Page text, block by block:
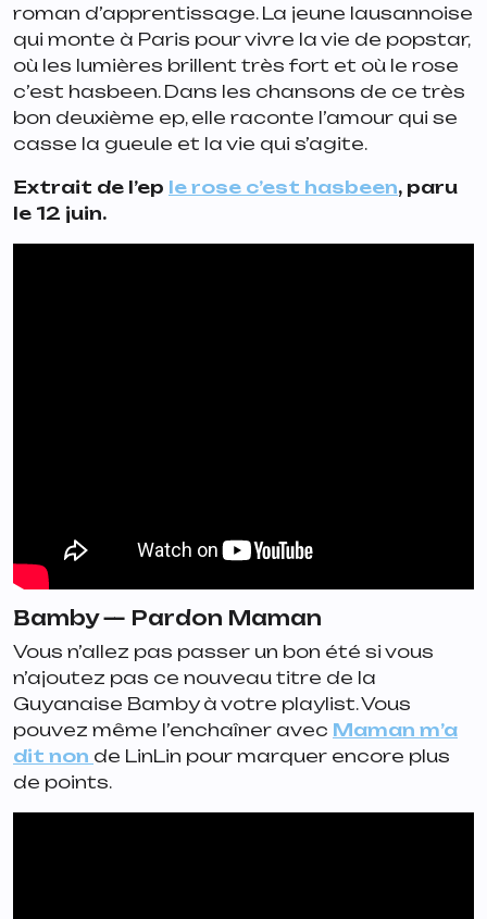
roman d’apprentissage. La jeune lausannoise
qui monte à Paris pour vivre la vie de popstar,
où les lumières brillent très fort et où le rose
c’est hasbeen. Dans les chansons de ce très
bon deuxième ep, elle raconte l’amour qui se
casse la gueule et la vie qui s’agite.
Extrait de l’ep le rose c’est hasbeen, paru
le 12 juin.
Bamby — Pardon Maman
Vous n’allez pas passer un bon été si vous
n’ajoutez pas ce nouveau titre de la
Guyanaise Bamby à votre playlist. Vous
pouvez même l’enchaîner avec Maman m’a
dit non de LinLin pour marquer encore plus
de points.